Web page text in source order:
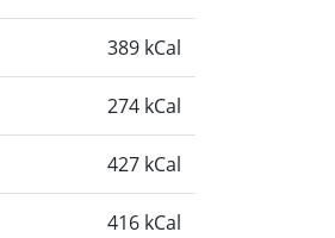
389 kCal
274 kCal
427 kCal
416 kCal